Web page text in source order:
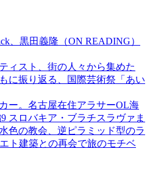
、黒田義隆（ON READING）
ィスト、街の人々から集めた
に振り返る、国際芸術祭「あい
ー。名古屋在住アラサーOL海
スロバキア・ブラチスラヴァま
色の教会、逆ピラミッド型のラ
ト建築との再会で旅のモチベ